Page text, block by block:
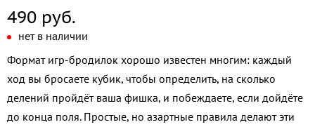
490 руб.
нет в наличии
Формат игр-бродилок хорошо известен многим: каждый
ход вы бросаете кубик, чтобы определить, на сколько
делений пройдёт ваша фишка, и побеждаете, если дойдёте
до конца поля. Простые, но азартные правила делают эти